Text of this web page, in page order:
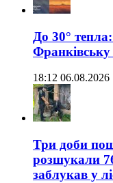
До 30°
18:12 06.08.2026
Три доби
розшукали
заблукав у